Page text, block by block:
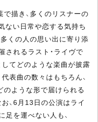
描き、多くのリスナーの
ない日常や恋する気持ち
くの人の思い出に寄り添
されるラスト・ライヴで
てどのような楽曲が披露
表曲の数々はもちろん、
のような形で届けられる
、6月13日の公演はライ
足を運べない人も、